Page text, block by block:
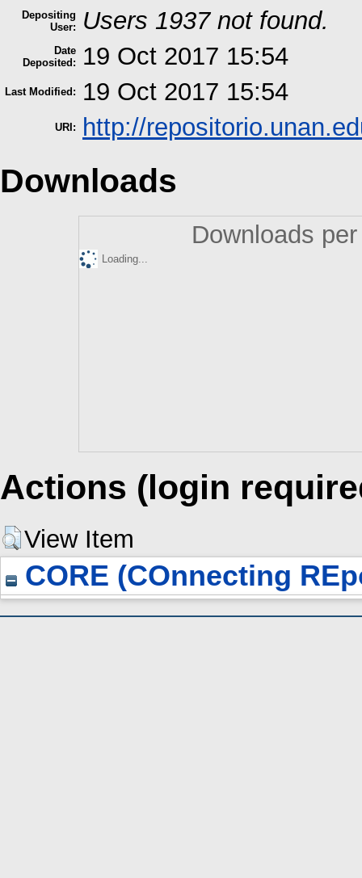
Depositing
User:
Users 1937 not found.
Date
Deposited:
19 Oct 2017 15:54
Last Modified: 19 Oct 2017 15:54
URI: http://
Downloads
Downloads
Loading...
Actions (login
View Item
CORE (COnnecting